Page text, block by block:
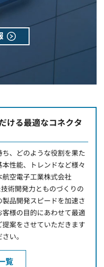
ける最適なコネクタ
、どのような役割を果た
性能、トレンドなど様々
空電子工業株式会社
術開発力とものづくりの
品開発スピードを加速さ
様の目的にあわせて最適
案をさせていただきます
い。
覧